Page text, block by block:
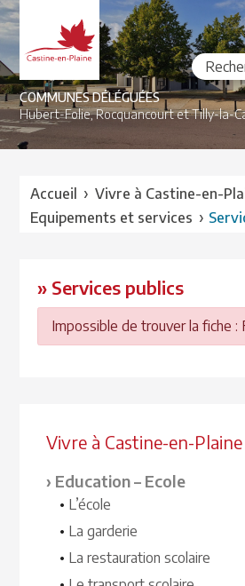
COMMUNES DÉLÉGUÉES
Hubert-Folie,Rocquancourt etTilly-la-
Vivre à Castine-en-Plaine
Education – Ecole
L’école
La garderie
La restauration scolaire
Accueil › Vivre à Castine-en-
Equipements et services ›
» Services publics
Impossible de trouver la fiche :